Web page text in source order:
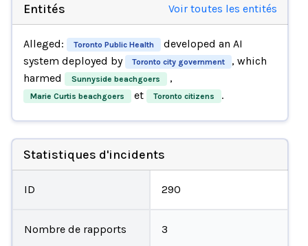
Entités Voir toutes les entités
Alleged: Toronto Public Health
developed an AI
system deployed by
Toronto city government
, which
harmed
Sunnyside beachgoers ,
Marie Curtis beachgoers et Toronto citizens .
Statistiques d'incidents
ID 290
Nombre de rapports 3